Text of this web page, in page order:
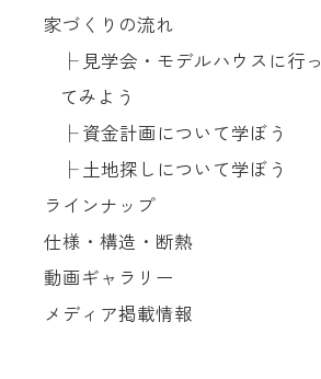
家づくりの流れ
見学会・モデルハウスに行っ
てみよう
資金計画について学ぼう
土地探しについて学ぼう
ラインナップ
仕様・構造・断熱
動画ギャラリー
メディア掲載情報